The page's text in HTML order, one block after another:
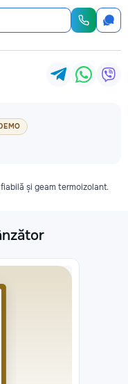
și geam termoizolant.